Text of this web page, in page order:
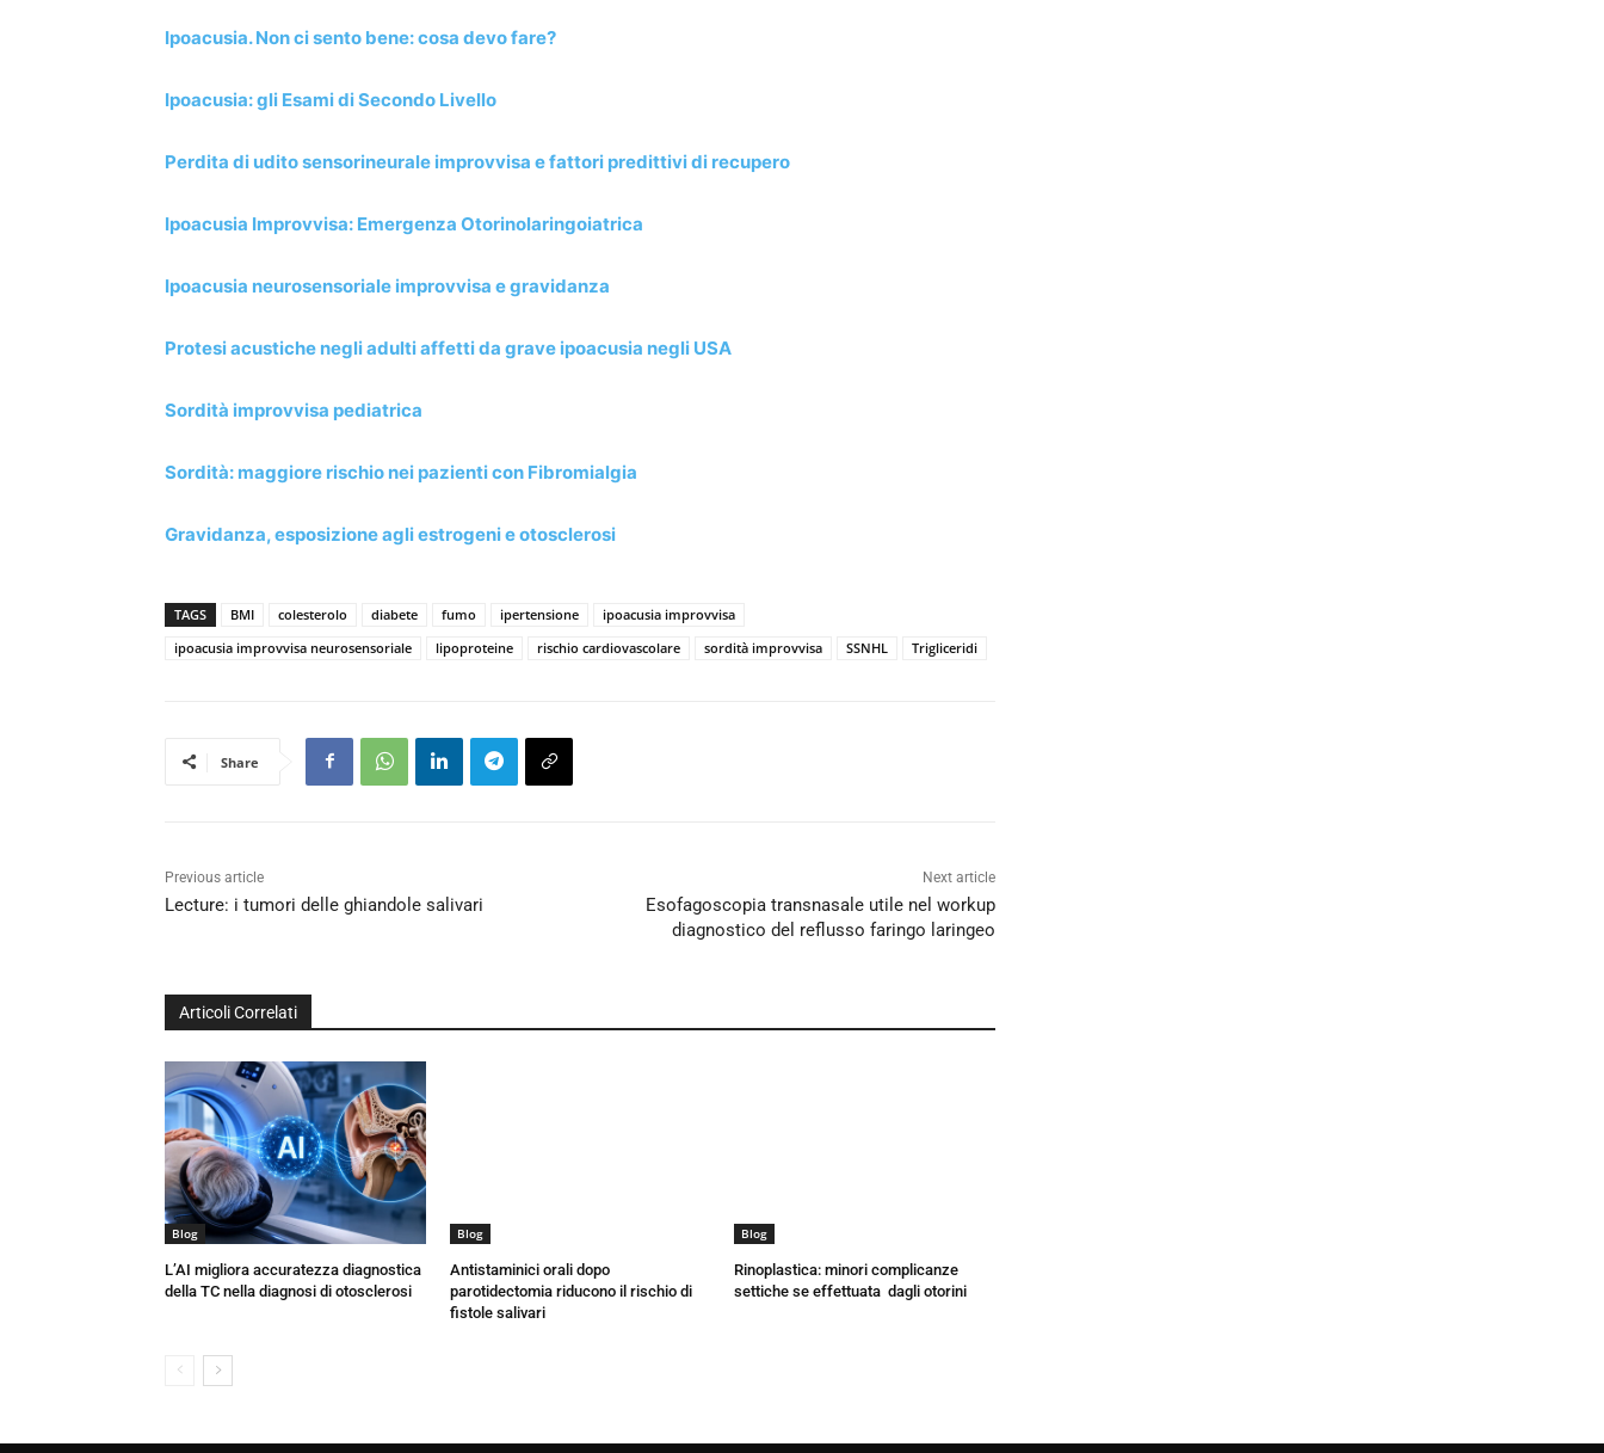
Ipoacusia. Non ci sento bene: cosa devo fare?
Ipoacusia: gli Esami di Secondo Livello
Perdita di udito sensorineurale improvvisa e fattori predittivi di recupero
Ipoacusia Improvvisa: Emergenza Otorinolaringoiatrica
Ipoacusia neurosensoriale improvvisa e gravidanza
Protesi acustiche negli adulti affetti da grave ipoacusia negli USA
Sordità improvvisa pediatrica
Sordità: maggiore rischio nei pazienti con Fibromialgia
Gravidanza, esposizione agli estrogeni e otosclerosi
TAGS BMI colesterolo diabete fumo ipertensione
ipoacusia improvvisa
ipoacusia improvvisa neurosensoriale
lipoproteine rischio cardiovascolare sordità improvvisa SSNHL Trigliceridi
Share
Previous article
Lecture: i tumori delle ghiandole salivari
Next article
Esofagoscopia transnasale utile nel workup
diagnostico del reflusso faringo laringeo
Articoli Correlati
Blog
L’AI migliora accuratezza diagnostica
della TC nella diagnosi di otosclerosi
Blog
Antistaminici orali dopo
parotidectomia riducono il rischio di
fistole salivari
Blog
Rinoplastica: minori complicanze
settiche se effettuata dagli otorini